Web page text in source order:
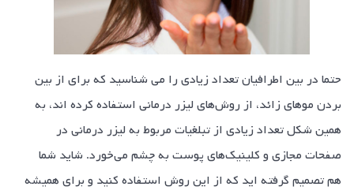
حتما در بین اطرافیان تعداد زیادی را می شناسید که برای از بین
بردن مو‌های زائد، از روش‌های لیزر درمانی استفاده کرده اند، به
همین شکل تعداد زیادی از تبلغیات مربوط به لیزر درمانی در
صفحات مجازی و کلینیک‌های پوست به چشم می‌خورد. شاید شما
هم تصمیم گرفته اید که از این روش استفاده کنید و برای همیشه